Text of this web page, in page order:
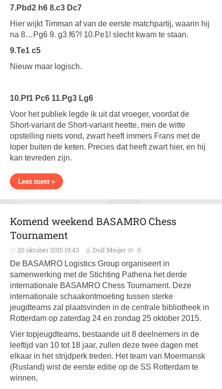
7.Pbd2 h6 8.c3 Dc7
Hier wijkt Timman af van de eerste matchpartij, waarin hij
na 8…Pg6 9. g3 f6?! 10.Pe1! slecht kwam te staan.
9.Te1 c5
Nieuw maar logisch.
10.Pf1 Pc6 11.Pg3 Lg6
Voor het publiek legde ik uit dat vroeger, voordat de
Short-variant de Short-variant heette, men de witte
opstelling niets vond, zwart heeft immers Frans met de
loper buiten de keten. Precies dat heeft zwart hier, en hij
kan tevreden zijn.
Lees meer >
Komend weekend BASAMRO Chess
Tournament
20 oktober 2015 19:43 Dolf Meijer 0
De BASAMRO Logistics Group organiseert in
samenwerking met de Stichting Pathena het derde
internationale BASAMRO Chess Tournament. Deze
internationale schaakontmoeting tussen sterke
jeugdteams zal plaatsvinden in de centrale bibliotheek in
Rotterdam op zaterdag 24 en zondag 25 oktober 2015.
Vier topjeugdteams, bestaande uit 8 deelnemers in de
leeftijd van 10 tot 18 jaar, zullen deze twee dagen met
elkaar in het strijdperk treden. Het team van Moermansk
(Rusland) wist de eerste editie op de SS Rotterdam te
winnen,